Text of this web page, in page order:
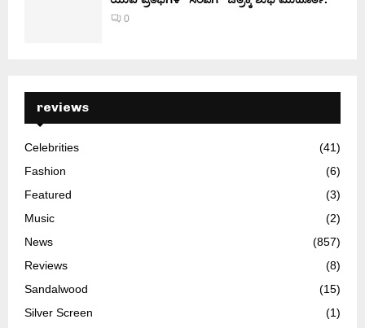
0
reviews
Celebrities
(41)
Fashion
(6)
Featured
(3)
Music
(2)
News
(857)
Reviews
(8)
Sandalwood
(15)
Silver Screen
(1)